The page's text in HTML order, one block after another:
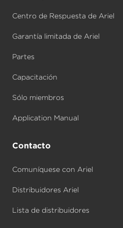
Centro de Respuesta de Ariel
Garantía limitada de Ariel
Partes
Capacitación
Sólo miembros
Application Manual
Contacto
Comuníquese con Ariel
Distribuidores Ariel
Lista de distribuidores